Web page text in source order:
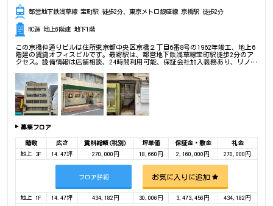
都営地下鉄浅草線 宝町駅 徒歩2分、東京メトロ銀座線 京橋駅 徒歩2分
RC造 地上6階建 地下1階
この京橋仲通りビルは住所東京都中央区京橋２丁目6番8号の1962年竣工、地上6
階建の賃貸オフィスビルです。最寄駅は、都営地下鉄浅草線宝町駅徒歩2分のア
クセス。設備情報は店舗相談、24時間利用可能、保証会社加入義務あり、リノベ
不動産の事なら何でもお気軽にご相談下さい。
募集フロア
階数 広さ 賃料総額(税別) 坪単価 保証金・敷金
礼金
地上 3F
14.47坪 270,000円 18,660円 2,160,000円 270,000円
フロア詳細 お気に入りに追加
地上 1F 14.47坪 434,182円 30,006円 3,473,456円 434,182円